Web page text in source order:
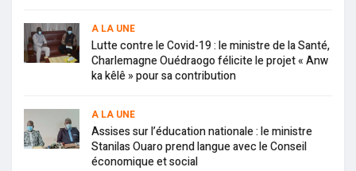
A LA UNE
Lutte contre le Covid-19 : le ministre de la Santé,
Charlemagne Ouédraogo félicite le projet « Anw
ka kêlê » pour sa contribution
A LA UNE
Assises sur l’éducation nationale : le ministre
Stanilas Ouaro prend langue avec le Conseil
économique et social